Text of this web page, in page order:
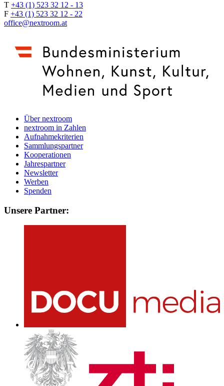
T +43 (1) 523 32 12 - 13
F +43 (1) 523 32 12 - 22
office@nextroom.at
Über nextroom
nextroom in Zahlen
Aufnahmekriterien
Sammlungspartner
Kooperationen
Jahrespartner
Newsletter
Werben
Spenden
Unsere Partner: